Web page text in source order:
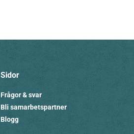
Sidor
Frågor & svar
Bli samarbetspartner
Blogg